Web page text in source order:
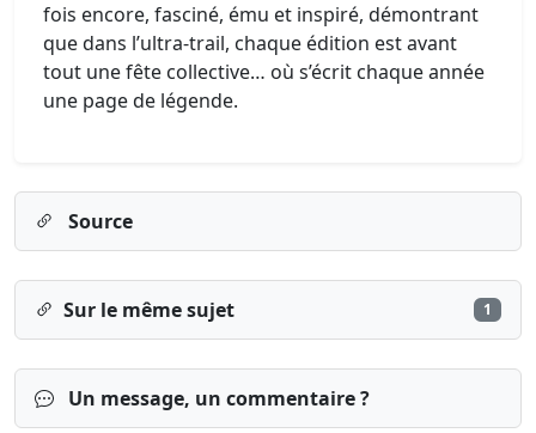
fois encore, fasciné, ému et inspiré, démontrant
que dans l’ultra-trail, chaque édition est avant
tout une fête collective… où s’écrit chaque année
une page de légende.
Source
Sur le même sujet 1
Un message, un commentaire ?